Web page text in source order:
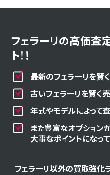
フェラーリの高価査
ト！！
最新のフェラーリを賢
古いフェラーリを賢く
年式やモデルによって
また豊富なオプション
大事なポイントになって
フェラーリ以外の買取強化